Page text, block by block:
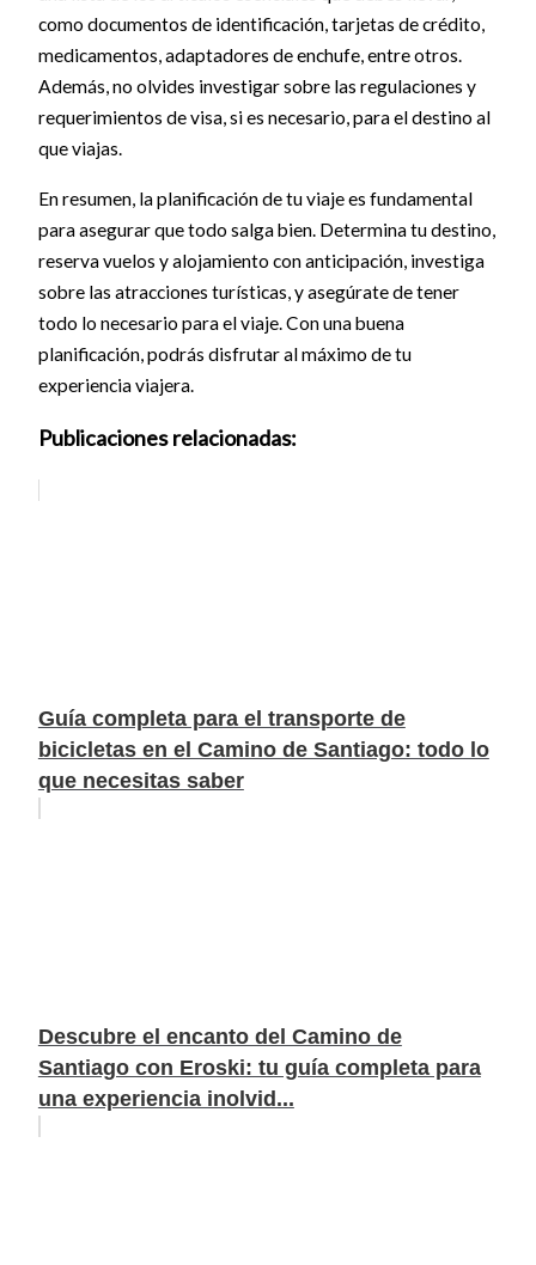
como documentos de identificación, tarjetas de crédito,
medicamentos, adaptadores de enchufe, entre otros.
Además, no olvides investigar sobre las regulaciones y
requerimientos de visa, si es necesario, para el destino al
que viajas.
En resumen, la planificación de tu viaje es fundamental
para asegurar que todo salga bien. Determina tu destino,
reserva vuelos y alojamiento con anticipación, investiga
sobre las atracciones turísticas, y asegúrate de tener
todo lo necesario para el viaje. Con una buena
planificación, podrás disfrutar al máximo de tu
experiencia viajera.
Publicaciones relacionadas:
Guía completa para el transporte de
bicicletas en el Camino de Santiago: todo lo
que necesitas saber
Descubre el encanto del Camino de
Santiago con Eroski: tu guía completa para
una experiencia inolvid...